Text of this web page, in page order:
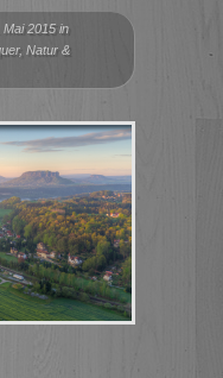
Mai 2015 in
, Natur &